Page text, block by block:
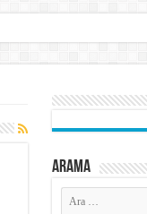
Arama